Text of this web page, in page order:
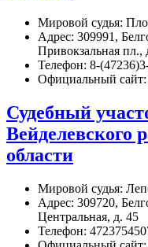
Мировой судья:
Адрес: 309991,
Привокзальная пл.,
Телефон: 8-
Официальный сайт:
Судебный
Вейделевского
области
Мировой судья:
Адрес: 309720,
Центральная, д. 45
Телефон: